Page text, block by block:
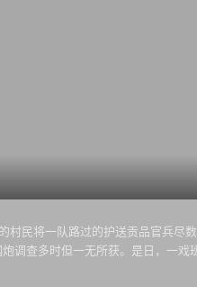
村民将一队路过的护送贡品官兵尽
调查多时但一无所获。是日，一
从村民中泄露出来的藏宝图，三人